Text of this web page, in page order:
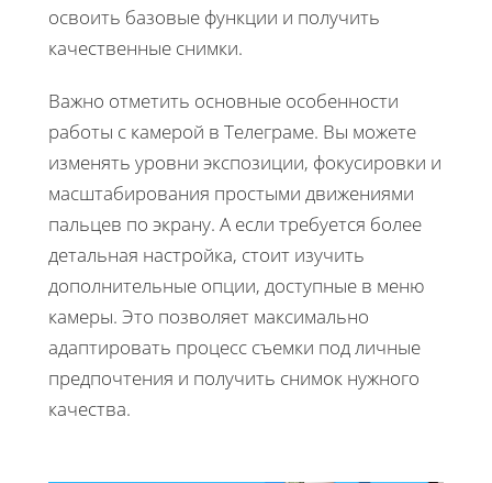
освоить базовые функции и получить
качественные снимки.
Важно отметить основные особенности
работы с камерой в Телеграме. Вы можете
изменять уровни экспозиции, фокусировки и
масштабирования простыми движениями
пальцев по экрану. А если требуется более
детальная настройка, стоит изучить
дополнительные опции, доступные в меню
камеры. Это позволяет максимально
адаптировать процесс съемки под личные
предпочтения и получить снимок нужного
качества.